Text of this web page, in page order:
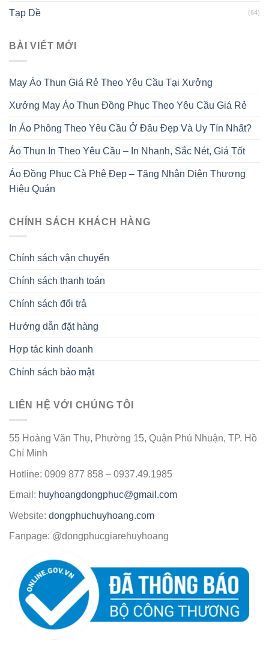
Tạp Dề (64)
BÀI VIẾT MỚI
May Áo Thun Giá Rẻ Theo Yêu Cầu Tại Xưởng
Xưởng May Áo Thun Đồng Phục Theo Yêu Cầu Giá Rẻ
In Áo Phông Theo Yêu Cầu Ở Đâu Đẹp Và Uy Tín Nhất?
Áo Thun In Theo Yêu Cầu – In Nhanh, Sắc Nét, Giá Tốt
Áo Đồng Phục Cà Phê Đẹp – Tăng Nhận Diện Thương
Hiệu Quán
CHÍNH SÁCH KHÁCH HÀNG
Chính sách vận chuyển
Chính sách thanh toán
Chính sách đổi trả
Hướng dẫn đặt hàng
Hợp tác kinh doanh
Chính sách bảo mật
LIÊN HỆ VỚI CHÚNG TÔI
55 Hoàng Văn Thụ, Phường 15, Quận Phú Nhuận, TP. Hồ
Chí Minh
Hotline: 0909 877 858 – 0937.49.1985
Email: huyhoangdongphuc@gmail.com
Website: dongphuchuyhoang.com
Fanpage: @dongphucgiarehuyhoang